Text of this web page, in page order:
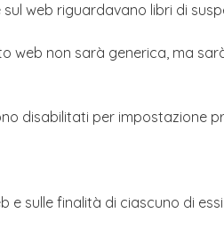
web riguardavano libri di
non sarà generica, ma
disabilitati per impostazione
sulle finalità di ciascuno di